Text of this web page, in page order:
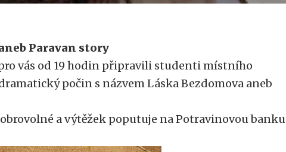
Paravan story
vás od 19 hodin připravili studenti místního
počin s názvem Láska Bezdomova aneb
a výtěžek poputuje na Potravinovou banku